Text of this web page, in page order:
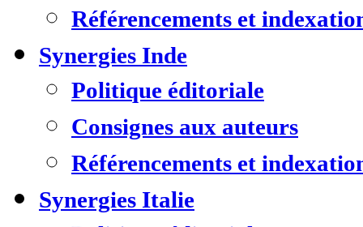
Référencements et
Synergies Inde
Politique éditoriale
Consignes aux auteurs
Référencements et
Synergies Italie